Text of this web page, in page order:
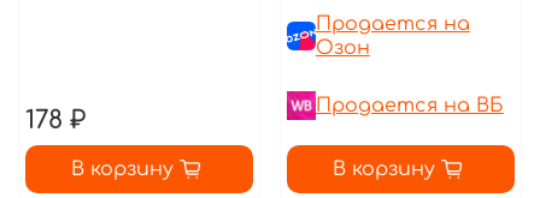
178 ₽
В корзину
Продается на
Озон
Продается на ВБ
В корзину